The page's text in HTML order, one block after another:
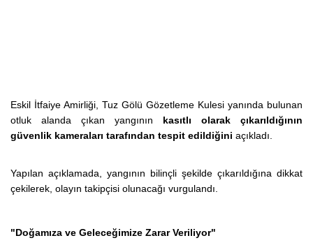
Eskil İtfaiye Amirliği, Tuz Gölü Gözetleme Kulesi yanında bulunan
otluk alanda çıkan yangının kasıtlı olarak çıkarıldığının
güvenlik kameraları tarafından tespit edildiğini açıkladı.
Yapılan açıklamada, yangının bilinçli şekilde çıkarıldığına dikkat
çekilerek, olayın takipçisi olunacağı vurgulandı.
"Doğamıza ve Geleceğimize Zarar Veriliyor"